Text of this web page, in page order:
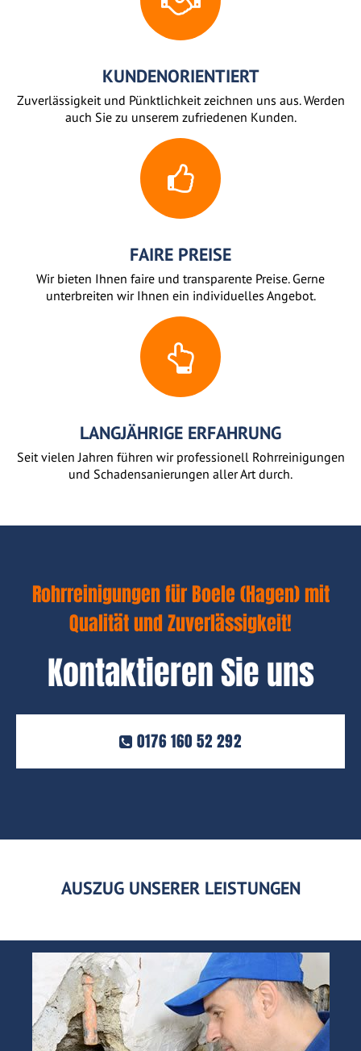
KUNDENORIENTIERT
Zuverlässigkeit und Pünktlichkeit zeichnen uns aus. Werden
auch Sie zu unserem zufriedenen Kunden.
FAIRE PREISE
Wir bieten Ihnen faire und transparente Preise. Gerne
unterbreiten wir Ihnen ein individuelles Angebot.
LANGJÄHRIGE ERFAHRUNG
Seit vielen Jahren führen wir professionell Rohrreinigungen
und Schadensanierungen aller Art durch.
Rohrreinigungen für Boele (Hagen) mit
Qualität und Zuverlässigkeit!
Kontaktieren Sie uns
0176 160 52 292
AUSZUG UNSERER LEISTUNGEN